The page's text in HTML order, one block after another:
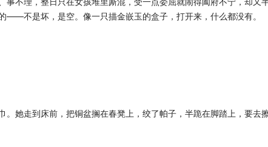
——不是坏，是空。像一只描金嵌玉的盒子，打开来，什么都没有。
她走到床前，把铜盆搁在春凳上，绞了帕子，半跪在脚踏上，要去